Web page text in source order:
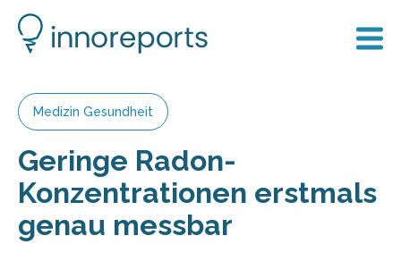
Medizin Gesundheit
Geringe Radon-
Konzentrationen erstmals
genau messbar